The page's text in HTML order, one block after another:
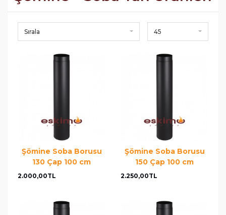
Sırala 45
Şömine Soba Borusu
130 Çap 100 cm
2.000,00TL
Şömine Soba Borusu
150 Çap 100 cm
2.250,00TL